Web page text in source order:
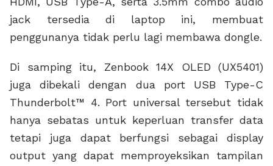
jack tersedia di laptop ini, membuat
penggunanya tidak perlu lagi membawa dongle.
Di samping itu, Zenbook 14X OLED (UX5401)
juga dibekali dengan dua port USB Type-C
Thunderbolt™ 4. Port universal tersebut tidak
hanya sebatas untuk keperluan transfer data
tetapi juga dapat berfungsi sebagai display
output yang dapat memproyeksikan tampilan